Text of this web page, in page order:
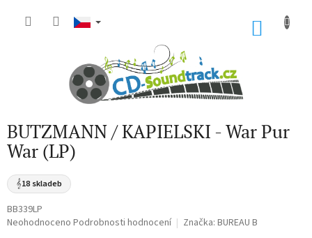
BUTZMANN / KAPIELSKI - War Pur
War (LP)
𝄞18 skladeb
BB339LP
Průměrné
Neohodnoceno Podrobnosti hodnocení Značka: BUREAU B